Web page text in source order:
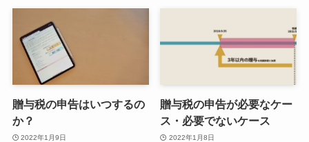
贈与税の申告はいつするの
か？
2022年1月9日
贈与税の申告が必要なケー
ス・必要でないケース
2022年1月8日